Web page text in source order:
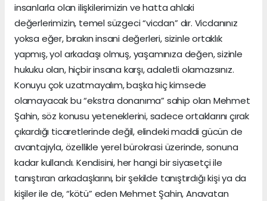
insanlarla olan ilişkilerimizin ve hatta ahlaki
değerlerimizin, temel süzgeci “vicdan” dır. Vicdanınız
yoksa eğer, bırakın insani değerleri, sizinle ortaklık
yapmış, yol arkadaşı olmuş, yaşamınıza değen, sizinle
hukuku olan, hiçbir insana karşı, adaletli olamazsınız.
Konuyu çok uzatmayalım, başka hiç kimsede
olamayacak bu “ekstra donanıma” sahip olan Mehmet
Şahin, söz konusu yeteneklerini, sadece ortaklarını çırak
çıkardığı ticaretlerinde değil, elindeki maddi gücün de
avantajıyla, özellikle yerel bürokrasi üzerinde, sonuna
kadar kullandı. Kendisini, her hangi bir siyasetçi ile
tanıştıran arkadaşlarını, bir şekilde tanıştırdığı kişi ya da
kişiler ile de, “kötü” eden Mehmet Şahin, Anavatan